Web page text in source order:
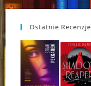
Ostatnie Recenzje